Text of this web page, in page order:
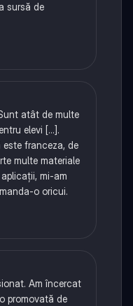
sursă de
atât de multe
elevi [...].
este franceza, de
multe materiale
mi-am
o oricui.
Am încercat
promovată de